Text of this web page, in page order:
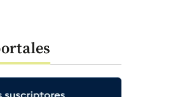
ubicado en el parque arqueológico de